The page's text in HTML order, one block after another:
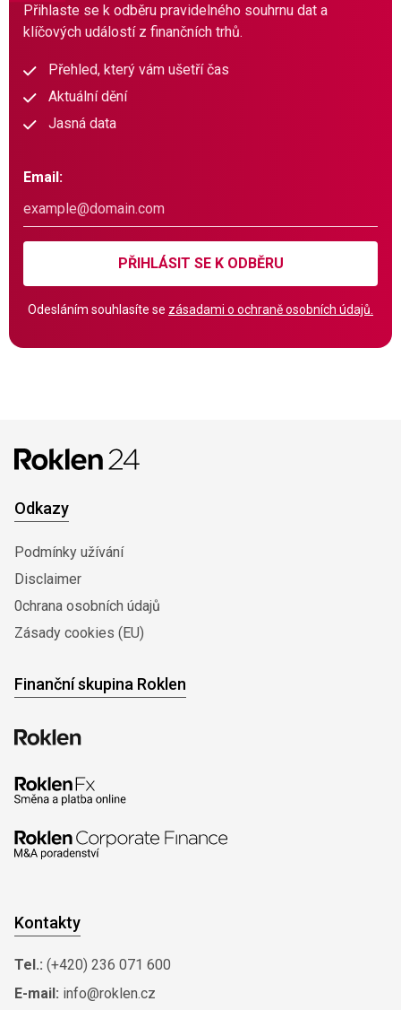
Přihlaste se k odběru pravidelného souhrnu dat a
klíčových událostí z finančních trhů.
Přehled, který vám ušetří čas
Aktuální dění
Jasná data
Email:
PŘIHLÁSIT SE K ODBĚRU
Odesláním souhlasíte se zásadami o ochraně osobních údajů.
Odkazy
Podmínky užívání
Disclaimer
0chrana osobních údajů
Zásady cookies (EU)
Finanční skupina Roklen
Kontakty
Tel.: (+420) 236 071 600
E-mail: info@roklen.cz